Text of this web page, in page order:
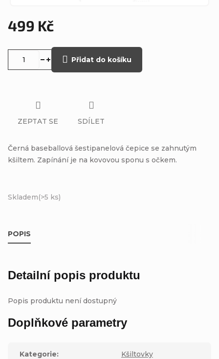
499 Kč
Skladem(>5 ks)
Přidat do košíku
Černá baseballová šestipanelová čepice se zahnutým
kšiltem. Zapínání je na kovovou sponu s očkem.
ZEPTAT SE SDÍLET
POPIS
Detailní popis produktu
Popis produktu není dostupný
Doplňkové parametry
Kategorie: Kšiltovky